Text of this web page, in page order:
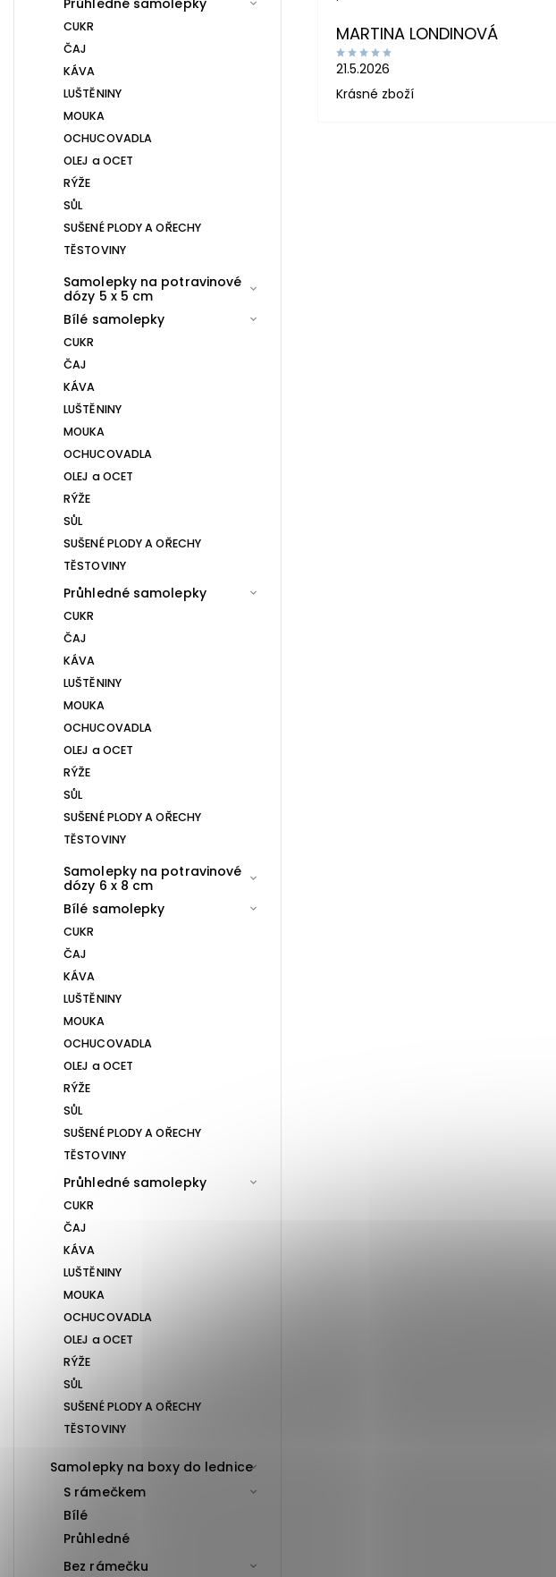
CUKR
ČAJ
KÁVA
LUŠTĚNINY
MOUKA
OCHUCOVADLA
OLEJ a OCET
RÝŽE
SŮL
SUŠENÉ PLODY A OŘECHY
TĚSTOVINY
Samolepky na potravinové
dózy 5 x 5 cm
Bílé samolepky
CUKR
ČAJ
KÁVA
LUŠTĚNINY
MOUKA
OCHUCOVADLA
OLEJ a OCET
RÝŽE
SŮL
SUŠENÉ PLODY A OŘECHY
TĚSTOVINY
Průhledné samolepky
CUKR
ČAJ
KÁVA
LUŠTĚNINY
MOUKA
OCHUCOVADLA
OLEJ a OCET
RÝŽE
SŮL
SUŠENÉ PLODY A OŘECHY
TĚSTOVINY
Samolepky na potravinové
dózy 6 x 8 cm
Bílé samolepky
CUKR
ČAJ
KÁVA
LUŠTĚNINY
MOUKA
OCHUCOVADLA
OLEJ a OCET
RÝŽE
SŮL
SUŠENÉ PLODY A OŘECHY
TĚSTOVINY
Průhledné samolepky
CUKR
ČAJ
KÁVA
LUŠTĚNINY
MOUKA
OCHUCOVADLA
OLEJ a OCET
RÝŽE
SŮL
SUŠENÉ PLODY A OŘECHY
TĚSTOVINY
Samolepky na boxy do lednice
S rámečkem
Bílé
Průhledné
Bez rámečku
MARTINA LONDINOVÁ
21.5.2026
Krásné zboží